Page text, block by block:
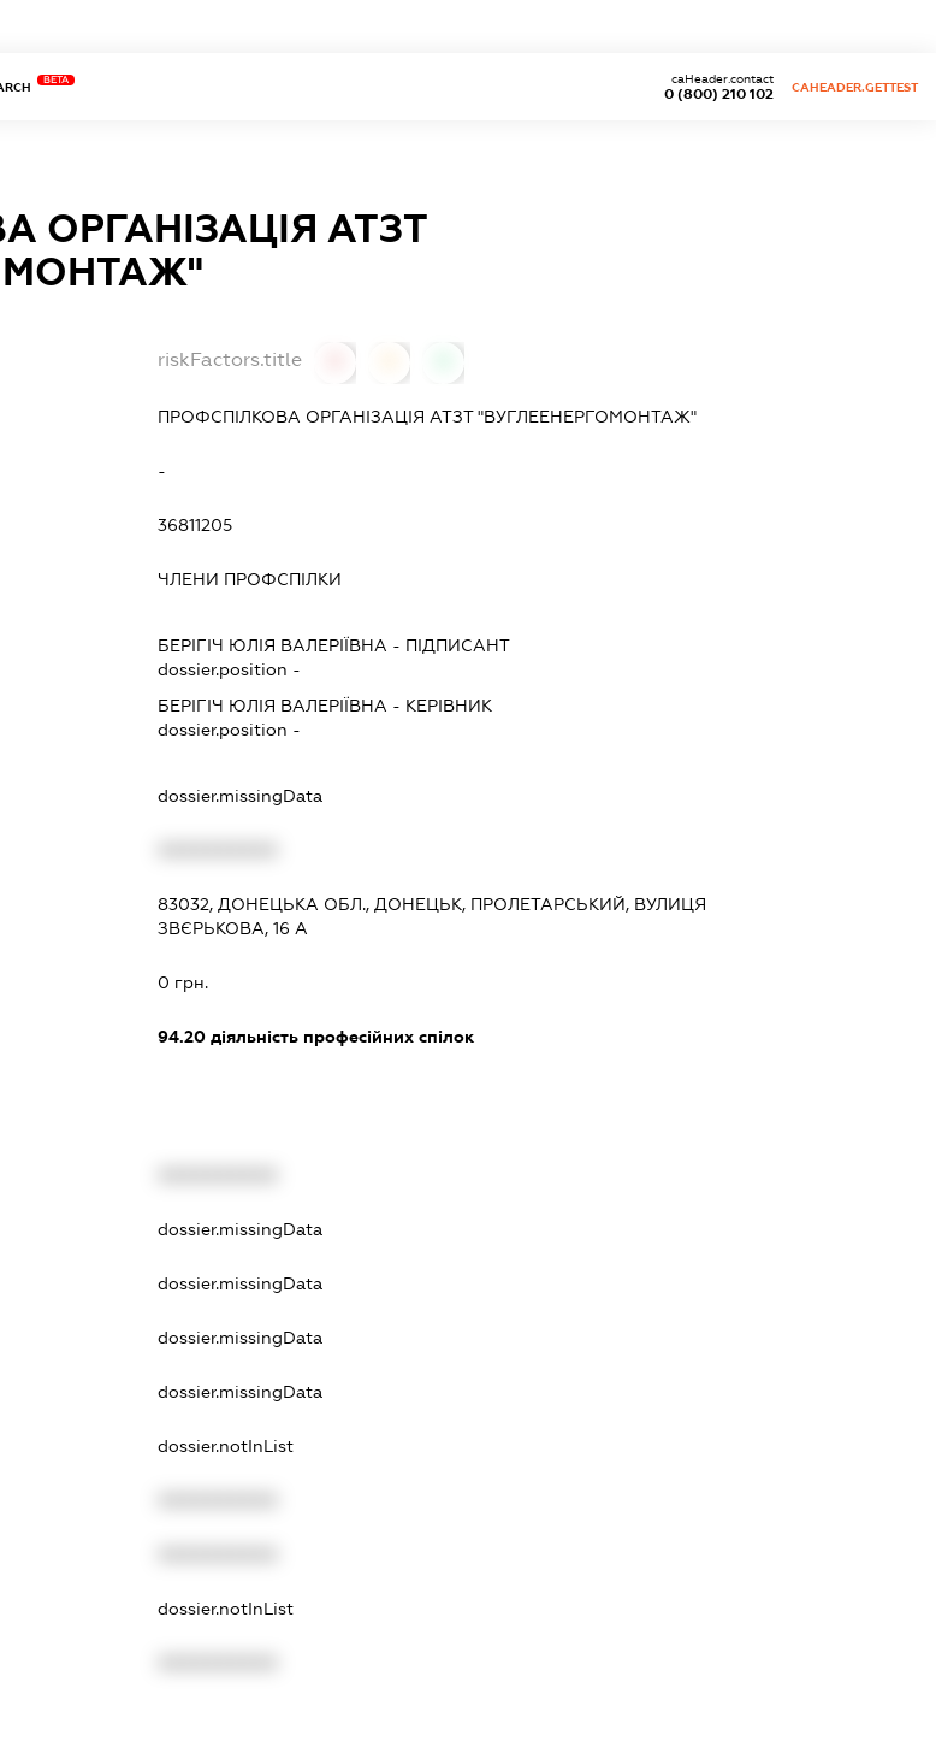
BETA
0 (800) 210 102
caHeader.contact
CAHEADER.GETTEST
ОРГАНІЗАЦІЯ АТЗТ
riskFactors.title
ПРОФСПІЛКОВА ОРГАНІЗАЦІЯ АТЗТ "ВУГЛЕЕНЕРГОМОНТАЖ"
-
36811205
ЧЛЕНИ ПРОФСПІЛКИ
БЕРІГІЧ ЮЛІЯ ВАЛЕРІЇВНА - ПІДПИСАНТ
dossier.position -
БЕРІГІЧ ЮЛІЯ ВАЛЕРІЇВНА - КЕРІВНИК
dossier.position -
dossier.missingData
83032, ДОНЕЦЬКА ОБЛ., ДОНЕЦЬК, ПРОЛЕТАРСЬКИЙ, ВУЛИЦЯ
ЗВЄРЬКОВА, 16 А
0 грн.
94.20 діяльність професійних спілок
dossier.missingData
dossier.missingData
dossier.missingData
dossier.missingData
dossier.notInList
dossier.notInList